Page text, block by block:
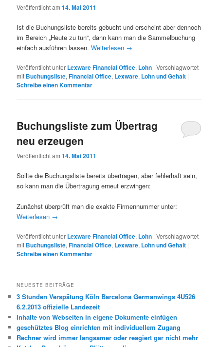
Veröffentlicht am14. Mai 2011
Ist die Buchungsliste bereits gebucht und erscheint aber dennoch
im Bereich „Heute zu tun“, dann kann man die Sammelbuchung
einfach ausführen lassen.Weiterlesen →
Veröffentlicht unter Lexware Financial Office, Lohn |Verschlagwortet
mit Buchungsliste,Financial Office, Lexware, Lohn und Gehalt |
Schreibe einen Kommentar
Buchungsliste zum Übertrag
neu erzeugen
Veröffentlicht am14. Mai 2011
Sollte die Buchungsliste bereits übertragen, aber fehlerhaft sein,
so kann man die Übertragung erneut erzwingen:
Zunächst überprüft man die exakte Firmennummer unter:
Weiterlesen →
Veröffentlicht unter Lexware Financial Office, Lohn |Verschlagwortet
mit Buchungsliste,Financial Office, Lexware, Lohn und Gehalt |
Schreibe einen Kommentar
NEUESTE BEITRÄGE
3 Stunden Verspätung Köln Barcelona Germanwings 4U526
6.2.2013 offizielle Landezeit
Inhalte von Webseiten in eigene Dokumente einfügen
geschütztes Blog einrichten mit individuellem Zugang
Rechner wird immer langsamer oder reagiert gar nicht mehr